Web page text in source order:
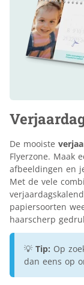
De mooiste
Flyerzone. Maak
afbeeldingen en
Met de vele
papiersoorten
haarscherp
💡 Tip: Op
dan eens op